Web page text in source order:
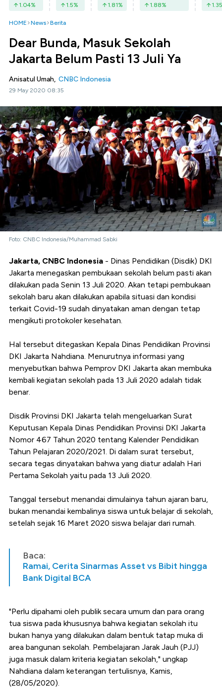
1.04% 1.5% 1.81% 1.88% 1.35
HOME News Berita
Dear Bunda, Masuk Sekolah
Jakarta Belum Pasti 13 Juli Ya
Anisatul Umah, CNBC Indonesia
29 May 2020 08:35
Foto: CNBC Indonesia/Muhammad Sabki
Jakarta, CNBC Indonesia - Dinas Pendidikan (Disdik) DKI
Jakarta menegaskan pembukaan sekolah belum pasti akan
dilakukan pada Senin 13 Juli 2020. Akan tetapi pembukaan
sekolah baru akan dilakukan apabila situasi dan kondisi
terkait Covid-19 sudah dinyatakan aman dengan tetap
mengikuti protokoler kesehatan.
Hal tersebut ditegaskan Kepala Dinas Pendidikan Provinsi
DKI Jakarta Nahdiana. Menurutnya informasi yang
menyebutkan bahwa Pemprov DKI Jakarta akan membuka
kembali kegiatan sekolah pada 13 Juli 2020 adalah tidak
benar.
Disdik Provinsi DKI Jakarta telah mengeluarkan Surat
Keputusan Kepala Dinas Pendidikan Provinsi DKI Jakarta
Nomor 467 Tahun 2020 tentang Kalender Pendidikan
Tahun Pelajaran 2020/2021. Di dalam surat tersebut,
secara tegas dinyatakan bahwa yang diatur adalah Hari
Pertama Sekolah yaitu pada 13 Juli 2020.
Tanggal tersebut menandai dimulainya tahun ajaran baru,
bukan menandai kembalinya siswa untuk belajar di sekolah,
setelah sejak 16 Maret 2020 siswa belajar dari rumah.
Baca:
Ramai, Cerita Sinarmas Asset vs Bibit hingga
Bank Digital BCA
"Perlu dipahami oleh publik secara umum dan para orang
tua siswa pada khususnya bahwa kegiatan sekolah itu
bukan hanya yang dilakukan dalam bentuk tatap muka di
area bangunan sekolah. Pembelajaran Jarak Jauh (PJJ)
juga masuk dalam kriteria kegiatan sekolah," ungkap
Nahdiana dalam keterangan tertulisnya, Kamis,
(28/05/2020).